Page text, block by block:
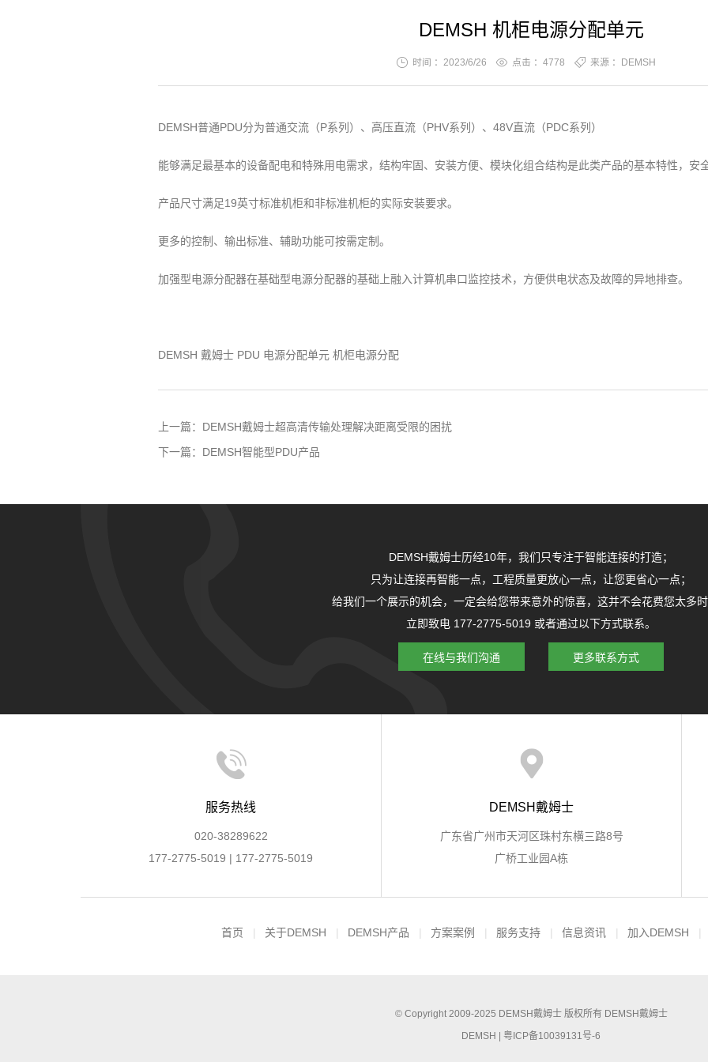
DEMSH 机柜电源分配单元
时间 ：2023/6/26 点击 ： 4778 来源 ：DEMSH
DEMSH普通PDU分为普通交流（P系列）、高压直流（PHV系列）、48V直流（PDC系列）
能够满足最基本的设备配电和特殊用电需求，结构牢固、安装方便、模块化组合结构是此类产品的基本特性，安
产品尺寸满足19英寸标准机柜和非标准机柜的实际安装要求。
更多的控制、输出标准、辅助功能可按需定制。
加强型电源分配器在基础型电源分配器的基础上融入计算机串口监控技术，方便供电状态及故障的异地排查。
DEMSH 戴姆士 PDU 电源分配单元 机柜电源分配
上一篇： DEMSH戴姆士超高清传输处理解决距离受限的困扰
下一篇： DEMSH智能型PDU产品
DEMSH戴姆士历经10年，我们只专注于智能连接的打造；
只为让连接再智能一点，工程质量更放心一点，让您更省心一点；
给我们一个展示的机会，一定会给您带来意外的惊喜，这并不会花费您太多
立即致电 177-2775-5019 或者通过以下方式联系。
在线与我们沟通 更多联系方式
服务热线
020-38289622
177-2775-5019 | 177-2775-5019
DEMSH戴姆士
广东省广州市天河区珠村东横三路8号
广桥工业园A栋
首页 关于DEMSH DEMSH产品 方案案例 服务支持 信息资讯 加入DEMSH
© Copyright 2009-2025 DEMSH戴姆士版权所有 DEMSH戴姆士
DEMSH | 粤ICP备10039131号-6